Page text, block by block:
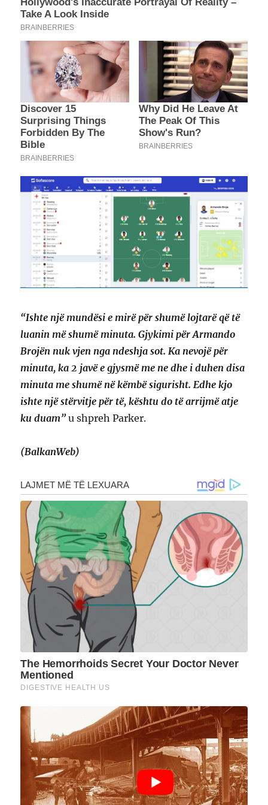
“Ishte një mundësi e mirë për shumë lojtarë që të
luanin më shumë minuta. Gjykimi për Armando
Brojën nuk vjen nga ndeshja sot. Ka nevojë për
minuta, ka 2 javë e gjysmë me ne dhe i duhen disa
minuta me shumë në këmbë sigurisht. Edhe kjo
ishte një stërvitje për të, kështu do të arrijmë atje
ku duam”u shpreh Parker.
(BalkanWeb)